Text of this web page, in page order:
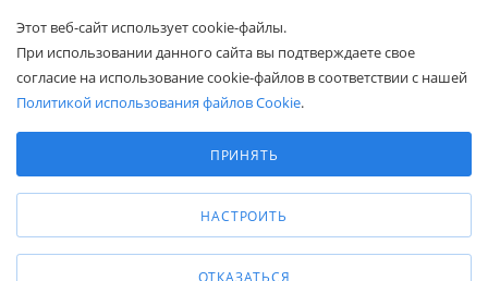
Обращаем ваше внимание, что вся представленная на сайте
информация носит исключительно информационный характер и не
является публичной офертой.
Вы принимаете условияполитики
сайте Белапекс.ру.
Этот веб-сайт использует cookie-файлы.
При использовании данного сайта вы подтверждаете свое
согласие на использование cookie-файлов в соответствии с нашей
Политикой использования файлов Cookie.
Аналитические/Функциональные
ПРИНЯТЬ
НАСТРОИТЬ
ОТКАЗАТЬСЯ